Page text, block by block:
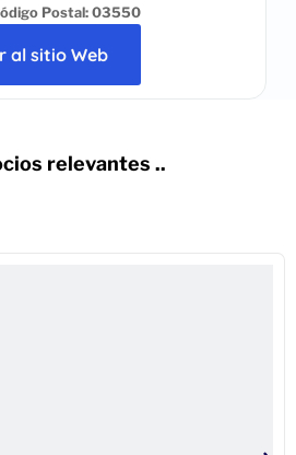
Postal: 03550
al sitio Web
relevantes ..